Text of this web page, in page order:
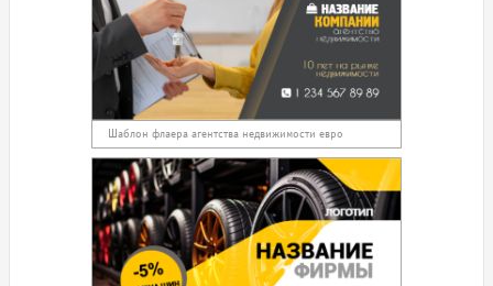
Шаблон флаера агентства недвижимости евро